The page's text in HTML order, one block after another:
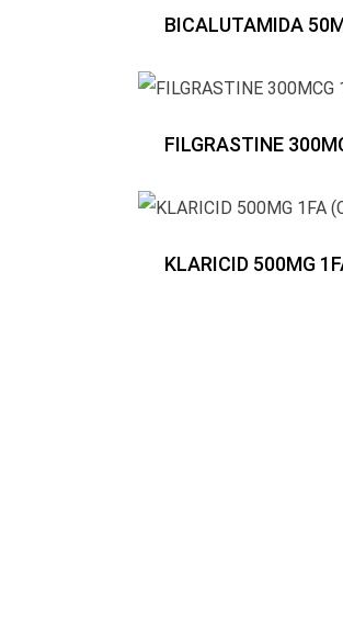
BICALUTAMIDA
FILGRASTINE
KLARICID 500MG